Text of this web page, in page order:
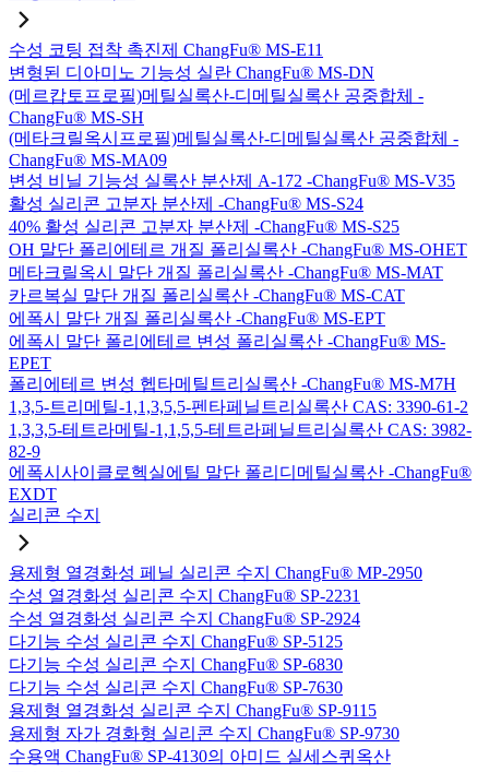
수성 코팅 접착 촉진제 ChangFu® MS-E11
변형된 디아미노 기능성 실란 ChangFu® MS-DN
(메르캅토프로필)메틸실록산-디메틸실록산 공중합체 -
ChangFu® MS-SH
(메타크릴옥시프로필)메틸실록산-디메틸실록산 공중합체 -
ChangFu® MS-MA09
변성 비닐 기능성 실록산 분산제 A-172 -ChangFu® MS-V35
활성 실리콘 고분자 분산제 -ChangFu® MS-S24
40% 활성 실리콘 고분자 분산제 -ChangFu® MS-S25
OH 말단 폴리에테르 개질 폴리실록산 -ChangFu® MS-OHET
메타크릴옥시 말단 개질 폴리실록산 -ChangFu® MS-MAT
카르복실 말단 개질 폴리실록산 -ChangFu® MS-CAT
에폭시 말단 개질 폴리실록산 -ChangFu® MS-EPT
에폭시 말단 폴리에테르 변성 폴리실록산 -ChangFu® MS-
EPET
폴리에테르 변성 헵타메틸트리실록산 -ChangFu® MS-M7H
1,3,5-트리메틸-1,1,3,5,5-펜타페닐트리실록산 CAS: 3390-61-2
1,3,3,5-테트라메틸-1,1,5,5-테트라페닐트리실록산 CAS: 3982-
82-9
에폭시사이클로헥실에틸 말단 폴리디메틸실록산 -ChangFu®
EXDT
실리콘 수지
용제형 열경화성 페닐 실리콘 수지 ChangFu® MP-2950
수성 열경화성 실리콘 수지 ChangFu® SP-2231
수성 열경화성 실리콘 수지 ChangFu® SP-2924
다기능 수성 실리콘 수지 ChangFu® SP-5125
다기능 수성 실리콘 수지 ChangFu® SP-6830
다기능 수성 실리콘 수지 ChangFu® SP-7630
용제형 열경화성 실리콘 수지 ChangFu® SP-9115
용제형 자가 경화형 실리콘 수지 ChangFu® SP-9730
수용액 ChangFu® SP-4130의 아미드 실세스퀴옥산